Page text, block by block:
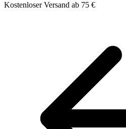
Kostenloser Versand ab 75 €